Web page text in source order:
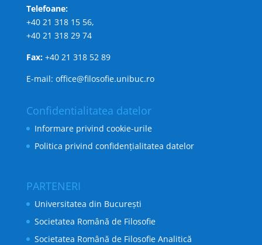
Telefoane:
+40 21 318 15 56,
+40 21 318 29 74
Fax: +40 21 318 52 89
E-mail: office@filosofie.unibuc.ro
Confidentialitatea datelor
Informare privind cookie-urile
Politica privind confidențialitatea datelor
PARTENERI
Universitatea din București
Societatea Română de Filosofie
Societatea Română de Filosofie Analitică